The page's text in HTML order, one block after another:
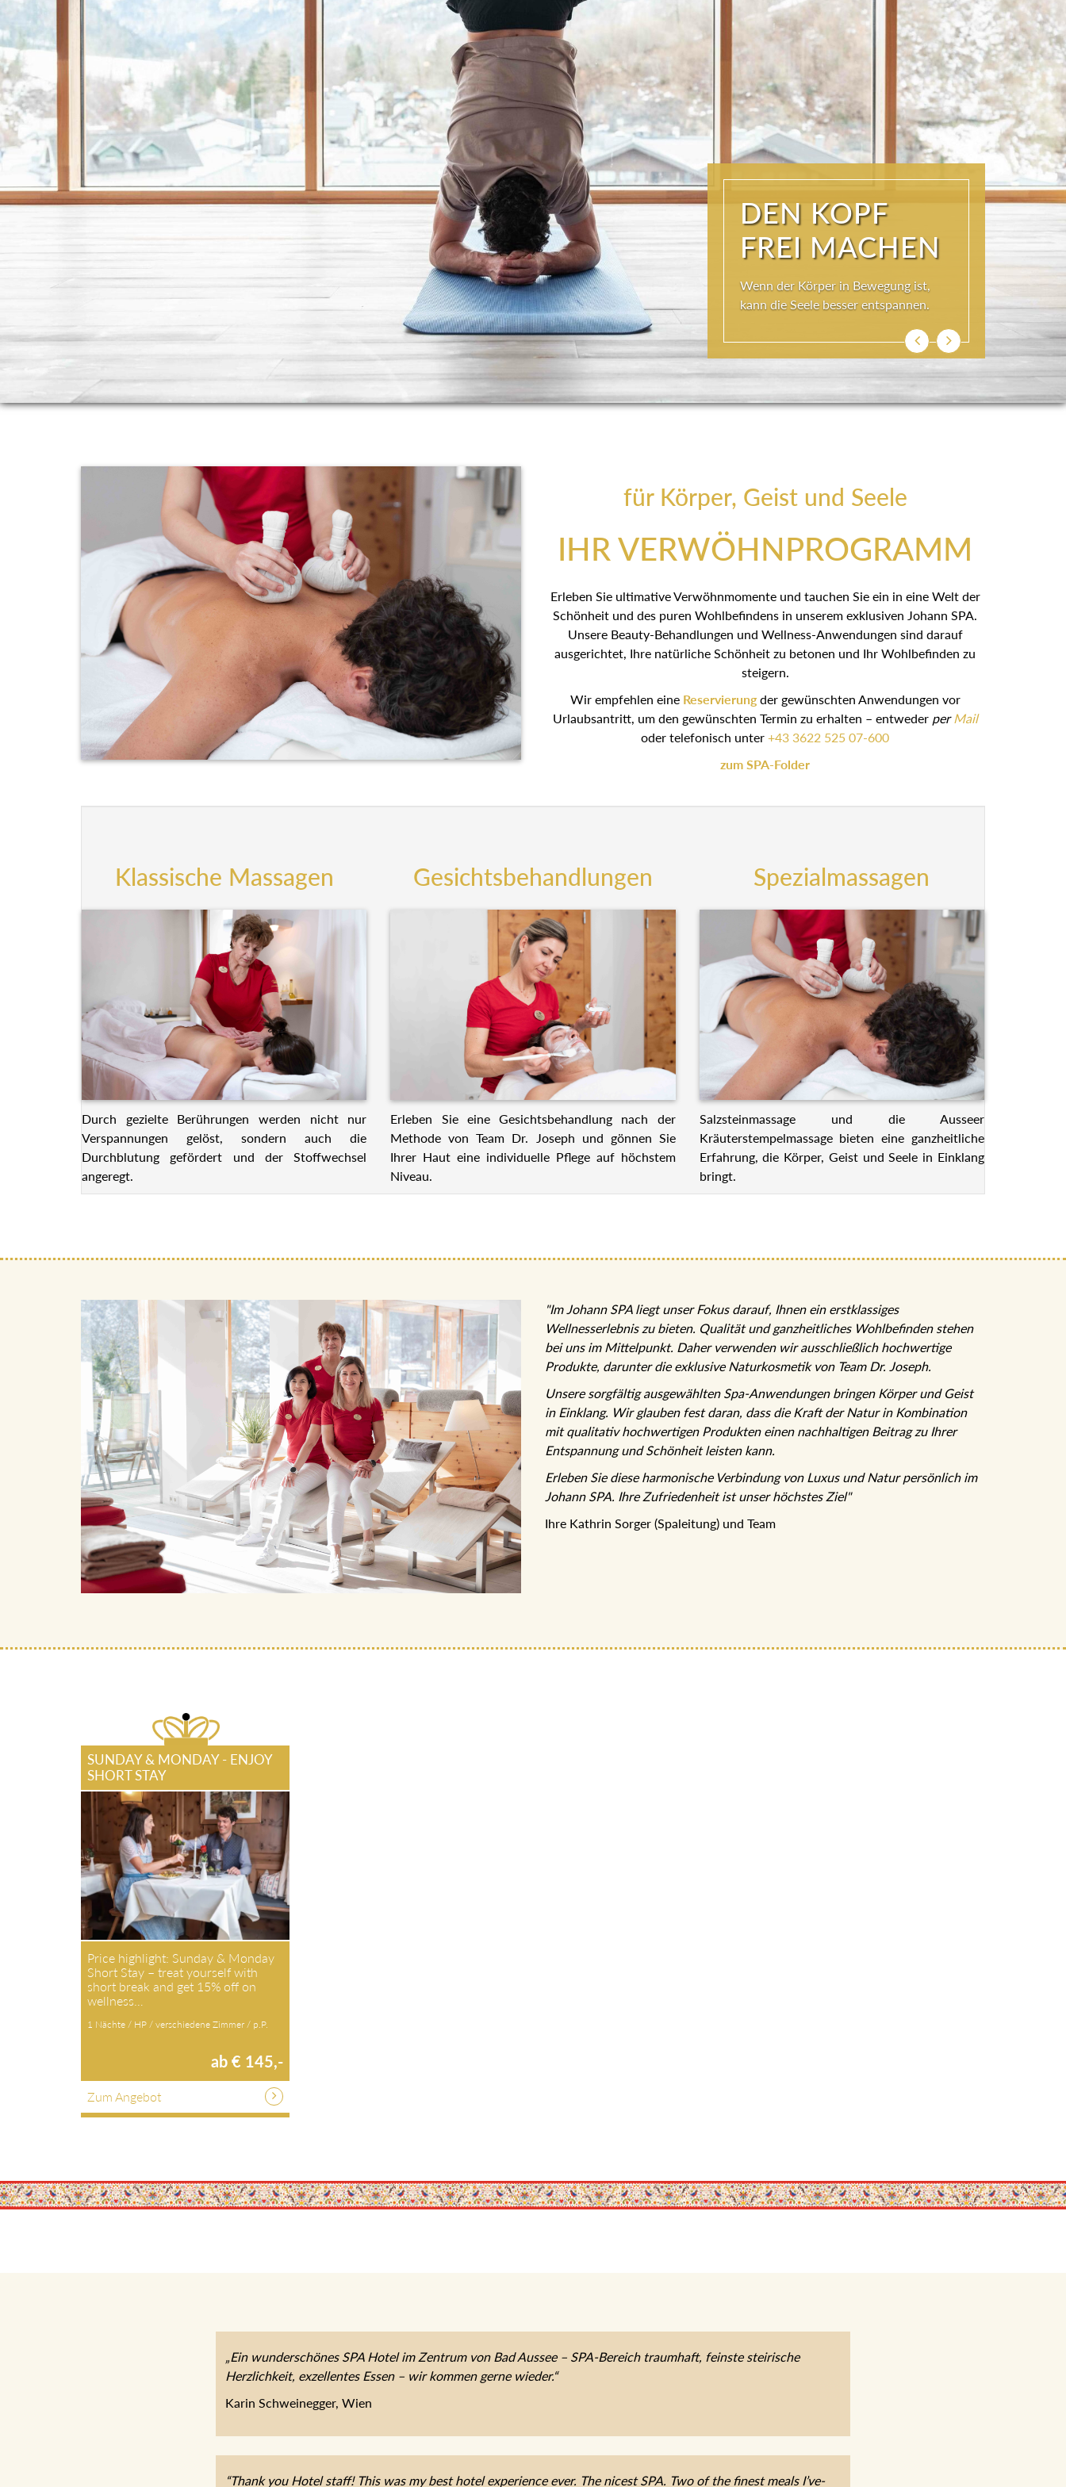
ÜBER DEN
DÄCHERN DER
KURSTADT
Schöner als im SKY SPA kann es im
so viel Himmel wird das Herz ganz
leicht und die Seele weit.
ZurückWeiter
für Körper, Geist und Seele
IHR VERWÖHNPROGRAMM
Erleben Sie ultimative Verwöhnmomente und tauchen Sie ein in eine Welt der
Schönheit und des puren Wohlbefindens in unserem exklusiven Johann SPA.
Unsere Beauty-Behandlungen und Wellness-Anwendungen sind darauf
ausgerichtet, Ihre natürliche Schönheit zu betonen und Ihr Wohlbefinden zu
steigern.
Wir empfehlen eine Reservierungder gewünschten Anwendungen vor
Urlaubsantritt, um den gewünschten Termin zu erhalten – entweder perMail
oder telefonisch unter +43 3622 525 07-600
zum SPA-Folder
Klassische Massagen
Durch gezielte Berührungen werden nicht nur
Verspannungen gelöst, sondern auch die
Durchblutung gefördert und der Stoffwechsel
angeregt.
Gesichtsbehandlungen
Erleben Sie eine Gesichtsbehandlung nach der
Methode von Team Dr. Joseph und gönnen Sie
Ihrer Haut eine individuelle Pflege auf höchstem
Niveau.
Spezialmassagen
Salzsteinmassage und die Ausseer
Kräuterstempelmassage bieten eine ganzheitliche
Erfahrung, die Körper, Geist und Seele in Einklang
bringt.
"Im Johann SPA liegt unser Fokus darauf, Ihnen ein erstklassiges
Wellnesserlebnis zu bieten. Qualität und ganzheitliches Wohlbefinden stehen
bei uns im Mittelpunkt. Daher verwenden wir ausschließlich hochwertige
Produkte, darunter die exklusive Naturkosmetik von Team Dr. Joseph.
Unsere sorgfältig ausgewählten Spa-Anwendungen bringen Körper und Geist
in Einklang. Wir glauben fest daran, dass die Kraft der Natur in Kombination
mit qualitativ hochwertigen Produkten einen nachhaltigen Beitrag zu Ihrer
Entspannung und Schönheit leisten kann.
Erleben Sie diese harmonische Verbindung von Luxus und Natur persönlich im
Johann SPA. Ihre Zufriedenheit ist unser höchstes Ziel"
Ihre Kathrin Sorger (Spaleitung) und Team
SUNDAY & MONDAY - ENJOY
SHORT STAY
Price highlight: Sunday & Monday
Short Stay – treat yourself with
short break and get 15% off on
wellness…
1 Nächte / HP / verschiedene Zimmer / p.P.
ab € 145,-
Zum Angebot
„Ein wunderschönes SPA Hotel im Zentrum von Bad Aussee – SPA-Bereich traumhaft, feinste steirische
Herzlichkeit, exzellentes Essen – wir kommen gerne wieder.“
Karin Schweinegger, Wien
“Thank you Hotel staff! This was my best hotel experience ever. The nicest SPA. Two of the finest meals I’ve-